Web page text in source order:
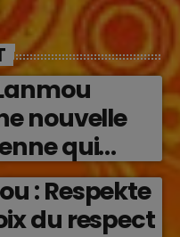
nouvelle
qui
émotions
(2026)
: Respekte
du respect